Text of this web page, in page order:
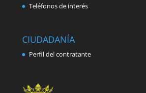
Teléfonos de interés
CIUDADANÍA
Perfil del contratante